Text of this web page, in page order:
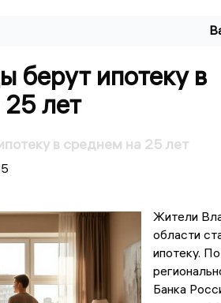
берут ипотеку в
лет
в среднем на 25 лет
Жители
области
ипотеку.
Банка